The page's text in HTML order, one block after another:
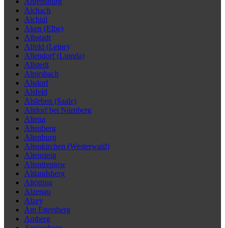
Aichach
Aichtal
Aken (Elbe)
Albstadt
Alfeld (Leine)
Allendorf (Lumda)
Allstedt
Alpirsbach
Alsdorf
Alsfeld
Alsleben (Saale)
Altdorf bei Nürnberg
Altena
Altenberg
Altenburg
Altenkirchen (Westerwald)
Altensteig
Altentreptow
Altlandsberg
Altötting
Alzenau
Alzey
Am Ettersberg
Amberg